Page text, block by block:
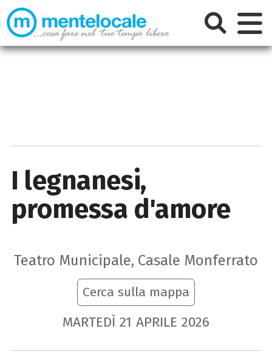
I legnanesi,
promessa d'amore
Teatro Municipale, Casale Monferrato
Cerca sulla mappa
MARTEDÌ 21 APRILE 2026